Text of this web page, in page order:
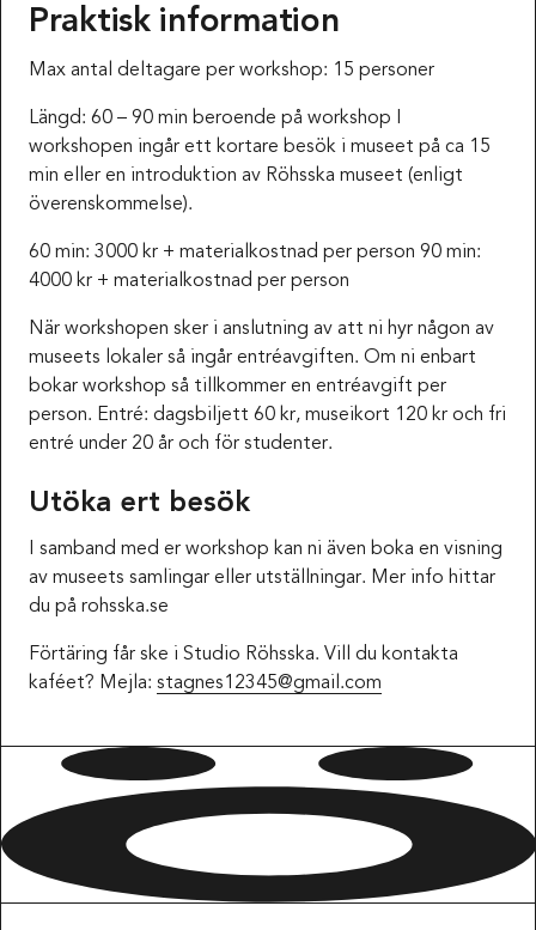
Praktisk information
Max antal deltagare per workshop: 15 personer
Längd: 60 – 90 min beroende på workshop I
workshopen ingår ett kortare besök i museet på ca 15
min eller en introduktion av Röhsska museet (enligt
överenskommelse).
60 min: 3000 kr + materialkostnad per person 90 min:
4000 kr + materialkostnad per person
När workshopen sker i anslutning av att ni hyr någon av
museets lokaler så ingår entréavgiften. Om ni enbart
bokar workshop så tillkommer en entréavgift per
person. Entré: dagsbiljett 60 kr, museikort 120 kr och fri
entré under 20 år och för studenter.
Utöka ert besök
I samband med er workshop kan ni även boka en visning
av museets samlingar eller utställningar. Mer info hittar
du på rohsska.se
Förtäring får ske i Studio Röhsska. Vill du kontakta
kaféet? Mejla: stagnes12345@gmail.com